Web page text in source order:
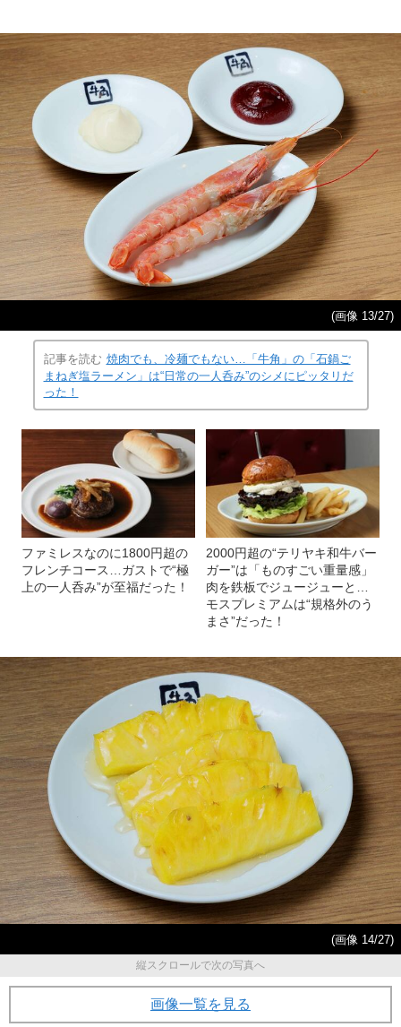
(画像 13/27)
記事を読む 焼肉でも、冷麺でもない…「牛角」の「石鍋ご
まねぎ塩ラーメン」は“日常の一人呑み”のシメにピッタリだ
った！
ファミレスなのに1800円超の
フレンチコース…ガストで“極
上の一人呑み”が至福だった！
2000円超の“テリヤキ和牛バー
ガー”は「ものすごい重量感」
肉を鉄板でジュージューと…
モスプレミアムは“規格外のう
まさ”だった！
(画像 14/27)
縦スクロールで次の写真へ
画像一覧を見る